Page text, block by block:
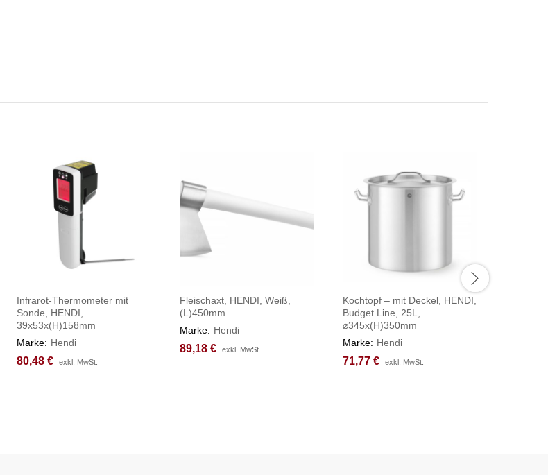
Infrarot-Thermometer mit
Sonde, HENDI,
39x53x(H)158mm
Marke: Hendi
80,48 € exkl. MwSt.
80,48 € exkl. MwSt.
Fleischaxt, HENDI, Weiß,
(L)450mm
Marke: Hendi
89,18 € exkl. MwSt.
89,18 € exkl. MwSt.
Kochtopf – mit Deckel, HENDI,
Budget Line, 25L,
⌀345x(H)350mm
Marke: Hendi
71,77 € exkl. MwSt.
71,77 € exkl. MwSt.